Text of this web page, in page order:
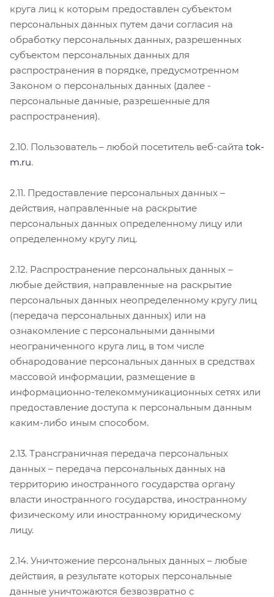
круга лиц к которым предоставлен субъектом
персональных данных путем дачи согласия на
обработку персональных данных, разрешенных
субъектом персональных данных для
распространения в порядке, предусмотренном
Законом о персональных данных (далее -
персональные данные, разрешенные для
распространения).
2.10. Пользователь – любой посетитель веб-сайта tok-
m.ru.
2.11. Предоставление персональных данных –
действия, направленные на раскрытие
персональных данных определенному лицу или
определенному кругу лиц.
2.12. Распространение персональных данных –
любые действия, направленные на раскрытие
персональных данных неопределенному кругу лиц
(передача персональных данных) или на
ознакомление с персональными данными
неограниченного круга лиц, в том числе
обнародование персональных данных в средствах
массовой информации, размещение в
информационно-телекоммуникационных сетях или
предоставление доступа к персональным данным
каким-либо иным способом.
2.13. Трансграничная передача персональных
данных – передача персональных данных на
территорию иностранного государства органу
власти иностранного государства, иностранному
физическому или иностранному юридическому
лицу.
2.14. Уничтожение персональных данных – любые
действия, в результате которых персональные
данные уничтожаются безвозвратно с